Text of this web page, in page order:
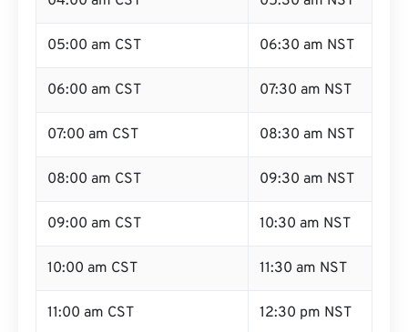
05:00 am CST 06:30 am NST
06:00 am CST 07:30 am NST
07:00 am CST 08:30 am NST
08:00 am CST 09:30 am NST
09:00 am CST 10:30 am NST
10:00 am CST 11:30 am NST
11:00 am CST 12:30 pm NST